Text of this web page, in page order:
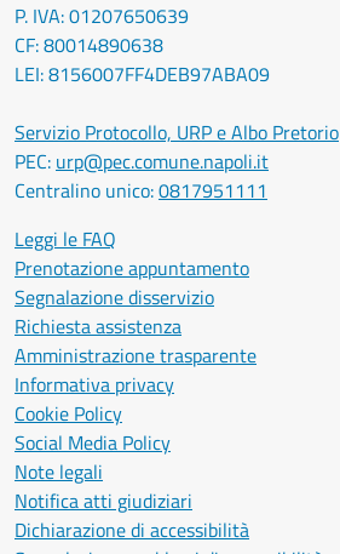
P. IVA: 01207650639
CF: 80014890638
LEI: 8156007FF4DEB97ABA09
Servizio Protocollo, URP e Albo Pretorio
PEC: urp@pec.comune.napoli.it
Centralino unico:0817951111
Leggi le FAQ
Prenotazione appuntamento
Segnalazione disservizio
Richiesta assistenza
Amministrazione trasparente
Informativa privacy
Cookie Policy
Social Media Policy
Note legali
Notifica atti giudiziari
Dichiarazione di accessibilità